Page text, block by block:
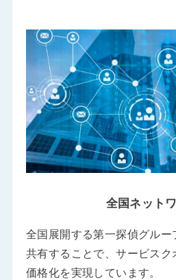
全国ネット
全国展開する第一探偵グルー
共有することで、サービスク
価格化を実現しています。